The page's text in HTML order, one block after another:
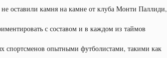
оставили камня на камне от клуба Монти Паллиди,
с составом и в каждом из таймов
спортсменов опытными футболистами, такими как